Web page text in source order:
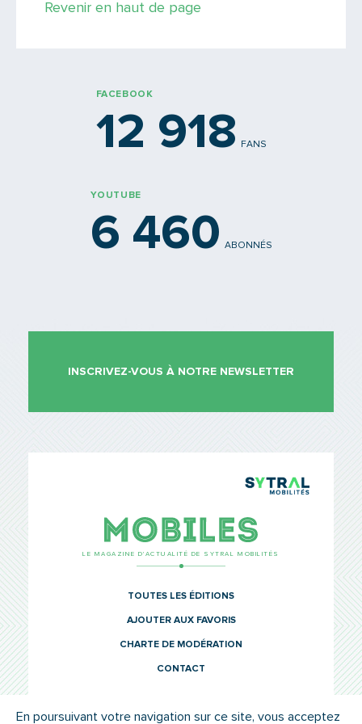
Revenir en haut de page
FACEBOOK
12 918 FANS
YOUTUBE
6 460 ABONNÉS
INSCRIVEZ-VOUS À NOTRE NEWSLETTER
LE MAGAZINE D’ACTUALITÉ DE SYTRAL MOBILITÉS
TOUTES LES ÉDITIONS
AJOUTER AUX FAVORIS
CHARTE DE MODÉRATION
CONTACT
En poursuivant votre navigation sur ce site, vous acceptez